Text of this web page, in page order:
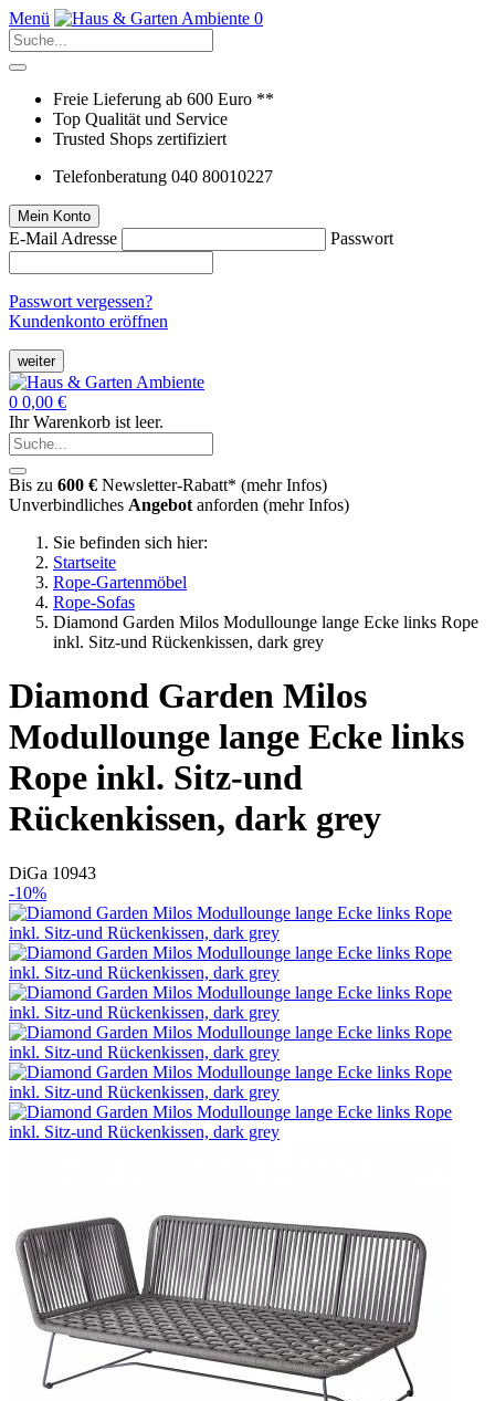
Menü 0
Freie Lieferung ab 600 Euro **
Top Qualität und Service
Trusted Shops zertifiziert
Telefonberatung 040 80010227
Mein Konto
E-Mail Adresse Passwort
Passwort vergessen?
Kundenkonto eröffnen
weiter
0 0,00 €
Ihr Warenkorb ist leer.
Bis zu 600 € Newsletter-Rabatt* (mehr Infos)
Unverbindliches Angebot anforden (mehr Infos)
Sie befinden sich hier:
Startseite
Rope-Gartenmöbel
Rope-Sofas
Diamond Garden Milos Modullounge lange Ecke links Rope
inkl. Sitz-und Rückenkissen, dark grey
Diamond Garden Milos
Modullounge lange Ecke links
Rope inkl. Sitz-und
Rückenkissen, dark grey
DiGa 10943
-10%